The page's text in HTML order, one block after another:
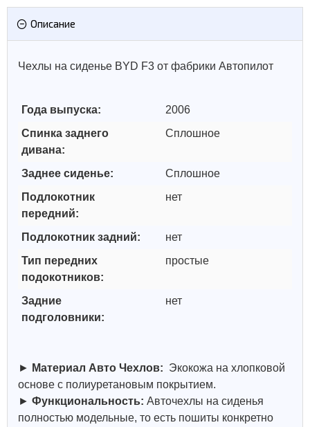
Описание
Чехлы на сиденье BYD F3 от фабрики Автопилот
Года выпуска:
2006
Спинка заднего
дивана:
Сплошное
Заднее сиденье:
Сплошное
Подлокотник
передний:
нет
Подлокотник задний:
нет
Тип передних
подокотников:
простые
Задние
подголовники:
нет
► Материал Авто Чехлов: Экокожа на хлопковой
основе с полиуретановым покрытием.
► Функциональность: Авточехлы на сиденья
полностью модельные, то есть пошиты конкретно